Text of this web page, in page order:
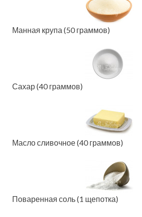
Манная крупа (50 граммов)
Сахар (40 граммов)
Масло сливочное (40 граммов)
Поваренная соль (1 щепотка)